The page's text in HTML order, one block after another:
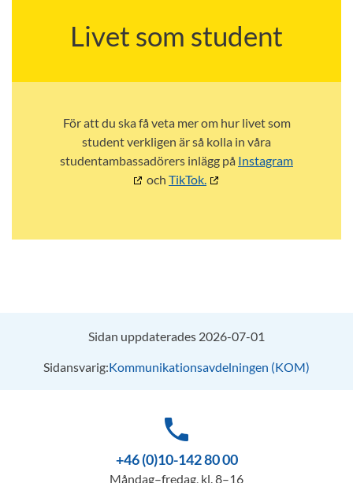
Livet som student
För att du ska få veta mer om hur livet som
student verkligen är så kolla in våra
studentambassadörers inlägg på Instagram
och TikTok.
Sidan uppdaterades 2026-07-01
Sidansvarig:Kommunikationsavdelningen (KOM)
phone
+46 (0)10-142 80 00
Måndag–fredag, kl. 8–16